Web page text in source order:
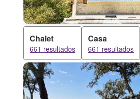
Chalet
661 resultados
Casa
661 resultados